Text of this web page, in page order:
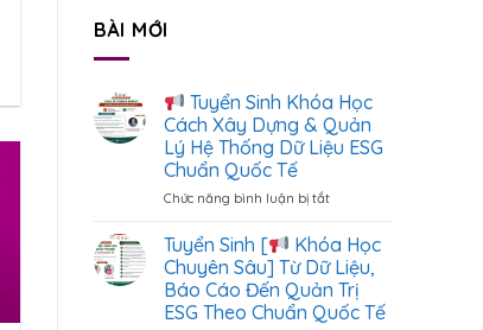
BÀI MỚI
Tuyển Sinh Khóa Học
Cách Xây Dựng & Quản
Lý Hệ Thống Dữ Liệu ESG
Chuẩn Quốc Tế
Chức năng bình luận bị tắtở
Tuyển
Sinh
Khóa
Học
Cách
Tuyển Sinh [
Khóa Học
Chuyên Sâu] Từ Dữ Liệu,
Báo Cáo Đến Quản Trị
ESG Theo Chuẩn Quốc Tế